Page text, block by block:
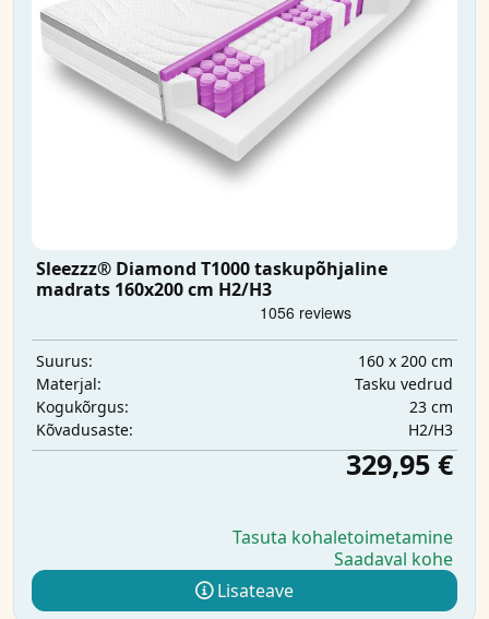
Sleezzz® Diamond T1000 taskupõhjaline
madrats 160x200 cm H2/H3
Suurus:
160 x 200 cm
Materjal:
Tasku vedrud
Kogukõrgus:
23 cm
Kõvadusaste:
H2/H3
329,95 €
Tasuta kohaletoimetamine
Saadaval kohe
Lisateave